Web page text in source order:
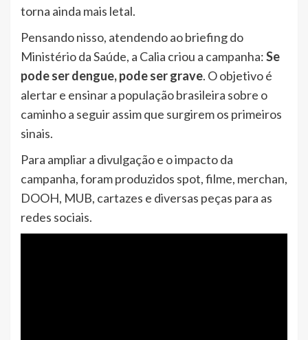
torna ainda mais letal.
Pensando nisso, atendendo ao briefing do
Ministério da Saúde, a Calia criou a campanha:Se
pode ser dengue, pode ser grave. O objetivo é
alertar e ensinar a população brasileira sobre o
caminho a seguir assim que surgirem os primeiros
sinais.
Para ampliar a divulgação e o impacto da
campanha, foram produzidos spot, filme, merchan,
DOOH, MUB, cartazes e diversas peças para as
redes sociais.